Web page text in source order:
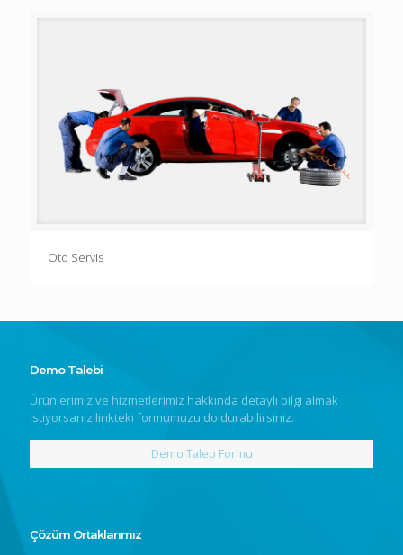
Oto Servis
Demo Talebi
Ürünlerimiz ve hizmetlerimiz hakkında detaylı bilgi almak
istiyorsanız linkteki formumuzu doldurabilirsiniz.
Demo Talep Formu
Çözüm Ortaklarımız